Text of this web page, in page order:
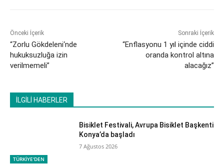
Önceki İçerik
“Zorlu Gökdeleni‘nde
hukuksuzluğa izin
verilmemeli”
Sonraki İçerik
“Enflasyonu 1 yıl içinde ciddi
oranda kontrol altına
alacağız”
İLGİLİ HABERLER
TÜRKİYE'DEN
Bisiklet Festivali, Avrupa Bisiklet Başkenti
Konya’da başladı
7 Ağustos 2026